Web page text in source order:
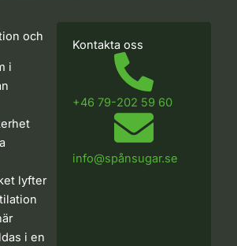
och
i
lyfter
i en
Kontakta oss
+46 79-202 59 60
info@spånsugar.se